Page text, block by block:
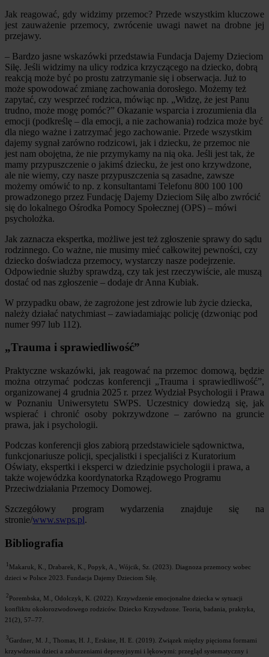
Jak reagować, gdy widzimy przemoc? Przede wszystkim kluczowe
jest zauważenie przemocy, zwrócenie uwagi nawet na drobne jej
przejawy.
– Bardzo jasne wskazówki przedstawia Fundacja Dajemy Dzieciom
Siłę. Jeśli widzimy na ulicy rodzica krzyczącego na dziecko, dobrą
reakcją może być po prostu zatrzymanie się i obserwacja. Już to
może spowodować zmianę zachowania dorosłego. Możemy też
zapytać, czy wesprzeć rodzica, mówiąc np. „Widzę, że jest Panu
trudno, może mogę pomóc?” Okazanie wsparcia i zrozumienia dla
emocji (podkreślę – dla emocji, a nie zachowania) rodzica może być
dla niego ważne i zatrzymać jego zachowanie. Przede wszystkim
dajemy sygnał zarówno rodzicowi, jak i dziecku, że przemoc nie
jest nam obojętna, że nie przymykamy na nią oka. Jeśli jest tak, że
mamy przypuszczenie o jakimś dziecku, że jest ono krzywdzone,
ale nie wiemy, czy nasze przypuszczenia są zasadne, zawsze
możemy omówić to np. z konsultantami Telefonu 800 100 100
prowadzonego przez Fundację Dajemy Dzieciom Siłę albo zwrócić
się do lokalnego Ośrodka Pomocy Społecznej (OPS) – mówi
psycholożka.
Jak zaznacza ekspertka, możliwe jest też zgłoszenie sprawy do sądu
rodzinnego. Co ważne, nie musimy mieć całkowitej pewności, czy
dziecko doświadcza przemocy, wystarczy nasze podejrzenie.
Odpowiednie służby sprawdzą, czy tak jest rzeczywiście, ale muszą
dostać od nas zgłoszenie – dodaje dr Anna Kubiak.
W przypadku obaw, że zagrożone jest zdrowie lub życie dziecka,
należy działać natychmiast – zawiadamiając policję (dzwoniąc pod
numer 997 lub 112).
„Trauma i sprawiedliwość”
Praktyczne wskazówki, jak reagować na przemoc domową, będzie
można otrzymać podczas konferencji „Trauma i sprawiedliwość”,
organizowanej 4 grudnia 2025 r. przez Wydział Psychologii i Prawa
w Poznaniu Uniwersytetu SWPS. Uczestnicy dowiedzą się, jak
wspierać i chronić osoby pokrzywdzone – zarówno na gruncie
prawa, jak i psychologii.
Podczas konferencji głos zabiorą przedstawiciele sądownictwa,
funkcjonariusze policji, specjalistki i specjaliści z Kuratorium
Oświaty, ekspertki i eksperci w dziedzinie psychologii i prawa, a
także wojewódzka koordynatorka Rządowego Programu
Przeciwdziałania Przemocy Domowej.
Szczegółowy program wydarzenia znajduje się na
stronie/www.swps.pl.
Bibliografia
1 Makaruk, K., Drabarek, K., Popyk, A., Wójcik, Sz. (2023). Diagnoza przemocy wobec
dzieci w Polsce 2023. Fundacja Dajemy Dzieciom Siłę.
2 Porembska, M., Odolczyk, K. (2022). Krzywdzenie emocjonalne dziecka w sytuacji
konfliktu okołorozwodowego rodziców. Dziecko Krzywdzone. Teoria, badania, praktyka,
21(2), 57–77.
3Gardner, M. J., Thomas, H. J., Erskine, H. E. (2019). Związek między pięcioma formami
krzywdzenia dzieci a zaburzeniami depresyjnymi i lękowymi: przegląd systematyczny i